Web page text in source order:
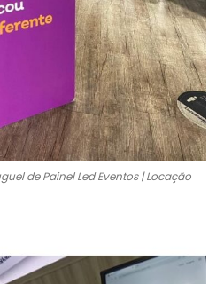
de Painel Led Eventos | Locação